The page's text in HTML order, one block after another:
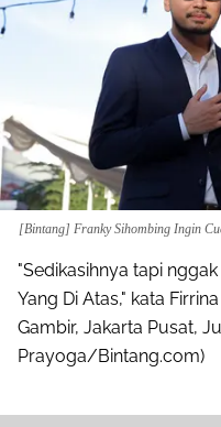
[Bintang] Franky Sihombing Ingin
"Sedikasihnya tapi
Yang Di Atas," kata
Gambir, Jakarta Pusat,
Prayoga/Bintang.com)